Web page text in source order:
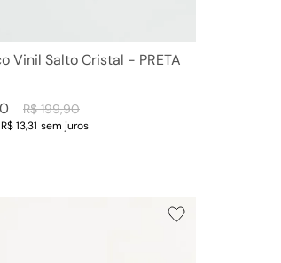
Vinil Salto Cristal - PRETA
R$ 199,90
R$ 13,31 sem juros